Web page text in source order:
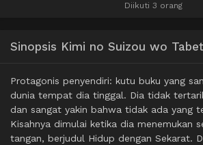
Diikuti 3 orang
Sinopsis Kimi no Suizou wo
Protagonis penyendiri: kutu buku yang
dunia tempat dia tinggal. Dia tidak
dan sangat yakin bahwa tidak ada yang
Kisahnya dimulai ketika dia menemukan
tangan, berjudul Hidup dengan Sekarat.